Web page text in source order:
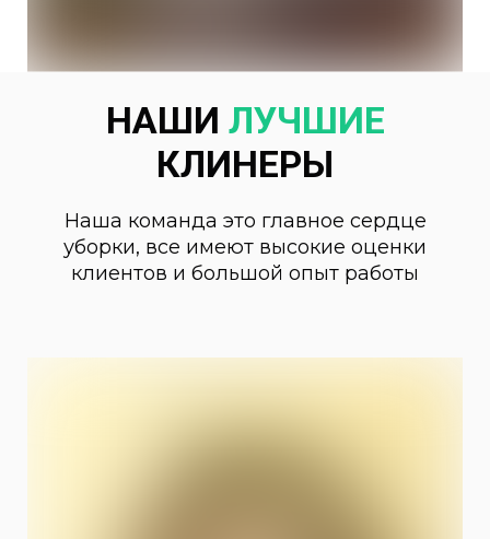
НАШИ ЛУЧШИЕ
КЛИНЕРЫ
Наша команда это главное сердце
уборки, все имеют высокие оценки
клиентов и большой опыт работы